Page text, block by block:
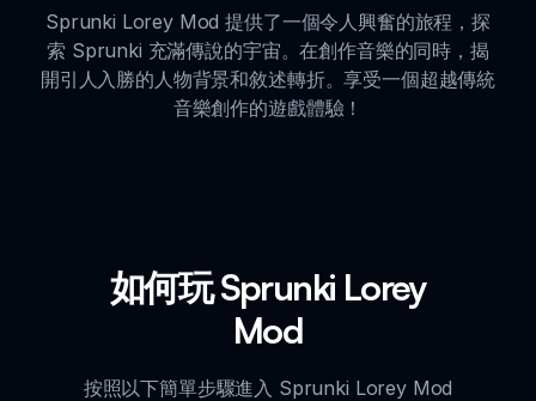
Sprunki Lorey Mod 提供了一個令人興奮的旅程，探
索 Sprunki 充滿傳說的宇宙。在創作音樂的同時，揭
開引人入勝的人物背景和敘述轉折。享受一個超越傳統
音樂創作的遊戲體驗！
如何玩 Sprunki Lorey
Mod
按照以下簡單步驟進入 Sprunki Lorey Mod